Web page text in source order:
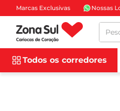
Marcas Exclusivas Nossas
Todos os corredores